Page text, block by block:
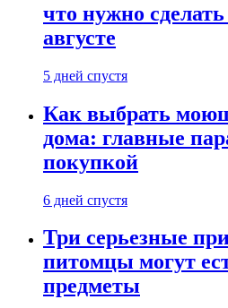
что нужно
августе
5 дней спустя
Как выбрать
дома: главные
покупкой
6 дней спустя
Три серьезные
питомцы могут
предметы